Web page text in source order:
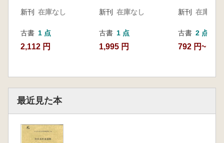
新刊 在庫なし
古書 1 点
2,112 円
新刊 在庫なし
古書 1 点
1,995 円
新刊 在庫なし
古書 2 点
792 円~
最近見た本